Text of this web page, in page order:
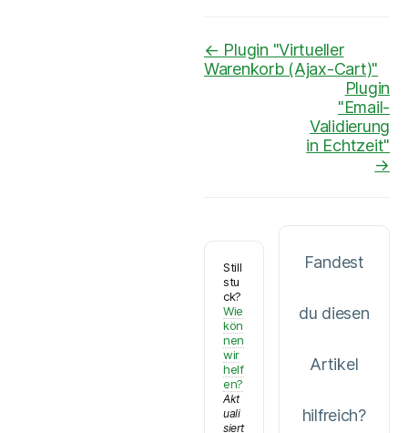
Navigation
← Plugin "Virtueller
Warenkorb (Ajax-Cart)"
Plugin
"Email-
Validierung
in Echtzeit"
→
Still
stu
ck?
Wie
kön
nen
wir
helf
en?
Akt
uali
siert
Fandest
du diesen
Artikel
hilfreich?